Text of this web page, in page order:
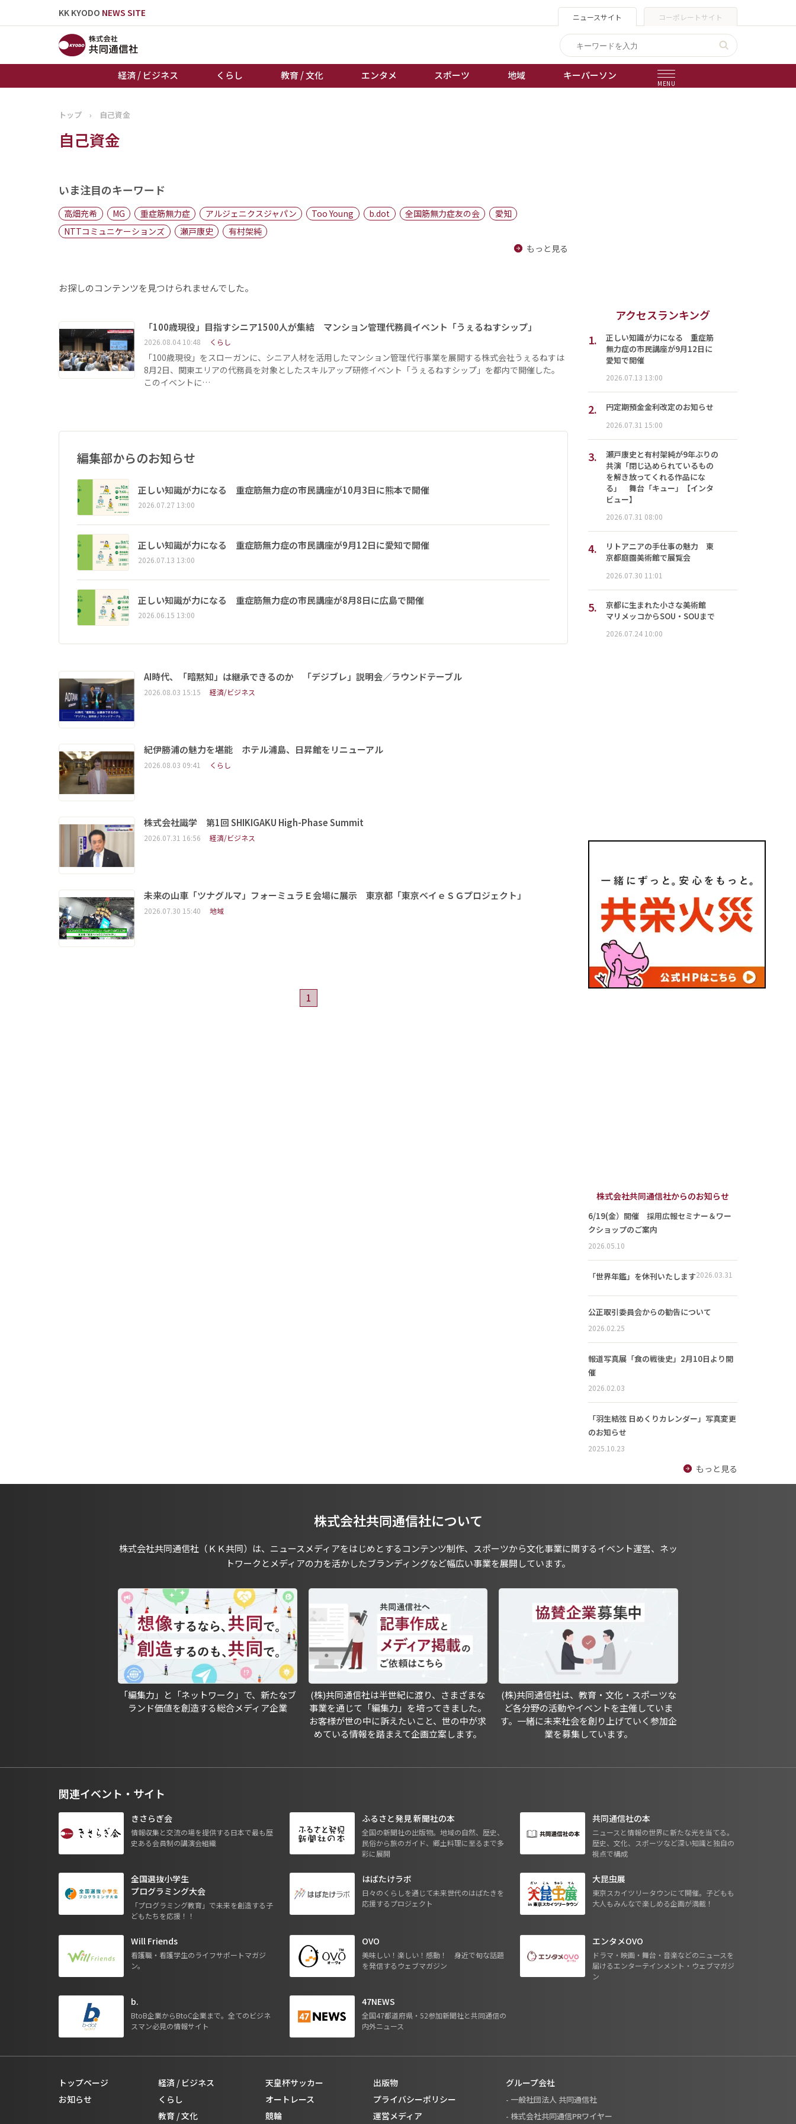
KK KYODO NEWS SITE ニュースサイト コーポレートサイト
経済 / ビジネス くらし 教育 / 文化 エンタメ スポーツ 地域 キーパーソン
MENU
トップページ
お知らせ
地域
棋王戦
トップ › 自己資金
自己資金
いま注目のキーワード
高畑充希 MG 重症筋無力症 アルジェニクスジャパン Too Young b.dot 全国筋無力症友の会
愛知
NTTコミュニケーションズ
瀬戸康史
有村架純
もっと見る
お探しのコンテンツを見つけられませんでした。
「100歳現役」目指すシニア1500人が集結 マンション管理代務員イベント「うぇるねすシップ」
2026.08.04 10:48 くらし
「100歳現役」をスローガンに、シニア人材を活用したマンション管理代行事業を展開する株式会社うぇるねすは
8月2日、関東エリアの代務員を対象としたスキルアップ研修イベント「うぇるねすシップ」を都内で開催した。
このイベントに…
編集部からのお知らせ
正しい知識が力になる 重症筋無力症の市民講座が10月3日に熊本で開催
2026.07.27 13:00
正しい知識が力になる 重症筋無力症の市民講座が9月12日に愛知で開催
2026.07.13 13:00
正しい知識が力になる 重症筋無力症の市民講座が8月8日に広島で開催
2026.06.15 13:00
AI時代、「暗黙知」は継承できるのか 「デジブレ」説明会／ラウンドテーブル
2026.08.03 15:15 経済/ビジネス
紀伊勝浦の魅力を堪能 ホテル浦島、日昇館をリニューアル
2026.08.03 09:41 くらし
株式会社識学 第1回 SHIKIGAKU High-Phase Summit
2026.07.31 16:56 経済/ビジネス
未来の山車「ツナグルマ」フォーミュラＥ会場に展示 東京都「東京ベイｅＳＧプロジェクト」
2026.07.30 15:40 地域
1
アクセスランキング
1.
正しい知識が力になる 重症筋
無力症の市民講座が9月12日に
愛知で開催
2026.07.13 13:00
2. 円定期預金金利改定のお知らせ
2026.07.31 15:00
3.
瀬戸康史と有村架純が9年ぶりの
共演「閉じ込められているもの
を解き放ってくれる作品にな
る」 舞台「キュー」【インタ
ビュー】
2026.07.31 08:00
4.
リトアニアの手仕事の魅力 東
京都庭園美術館で展覧会
2026.07.30 11:01
5.
京都に生まれた小さな美術館
マリメッコからSOU・SOUまで
2026.07.24 10:00
株式会社共同通信社からのお知らせ
6/19(金）開催 採用広報セミナー＆ワー
クショップのご案内
2026.05.10
「世界年鑑」を休刊いたします2026.03.31
公正取引委員会からの勧告について
2026.02.25
報道写真展「食の戦後史」2月10日より開
催
2026.02.03
「羽生結弦 日めくりカレンダー」写真変更
のお知らせ
2025.10.23
もっと見る
株式会社共同通信社について
株式会社共同通信社（ＫＫ共同）は、ニュースメディアをはじめとするコンテンツ制作、スポーツから文化事業に関するイベント運営、ネッ
トワークとメディアの力を活かしたブランディングなど幅広い事業を展開しています。
「編集力」と「ネットワーク」で、新たなブ
ランド価値を創造する総合メディア企業
(株)共同通信社は半世紀に渡り、さまざまな
事業を通じて「編集力」を培ってきました。
お客様が世の中に訴えたいこと、世の中が求
めている情報を踏まえて企画立案します。
(株)共同通信社は、教育・文化・スポーツな
ど各分野の活動やイベントを主催していま
す。一緒に未来社会を創り上げていく参加企
業を募集しています。
関連イベント・サイト
きさらぎ会
情報収集と交流の場を提供する日本で最も歴
史ある会員制の講演会組織
ふるさと発見 新聞社の本
全国の新聞社の出版物。地域の自然、歴史、
民俗から旅のガイド、郷土料理に至るまで多
彩に展開
共同通信社の本
ニュースと情報の世界に新たな光を当てる。
歴史、文化、スポーツなど深い知識と独自の
視点で構成
全国選抜小学生
プログラミング大会
「プログラミング教育」で未来を創造する子
どもたちを応援！！
はばたけラボ
日々のくらしを通じて未来世代のはばたきを
応援するプロジェクト
大昆虫展
東京スカイツリータウンにて開催。子どもも
大人もみんなで楽しめる企画が満載！
Will Friends
看護職・看護学生のライフサポートマガジ
ン。
OVO
美味しい！楽しい！感動！ 身近で旬な話題
を発信するウェブマガジン
エンタメOVO
ドラマ・映画・舞台・音楽などのニュースを
届けるエンターテインメント・ウェブマガジ
ン
b.
BtoB企業からBtoC企業まで。全てのビジネ
スマン必見の情報サイト
47NEWS
全国47都道府県・52参加新聞社と共同通信の
内外ニュース
トップページ
お知らせ
経済 / ビジネス
くらし
教育 / 文化
天皇杯サッカー
オートレース
競輪
出版物
プライバシーポリシー
運営メディア
グループ会社
- 一般社団法人 共同通信社
- 株式会社共同通信PRワイヤー